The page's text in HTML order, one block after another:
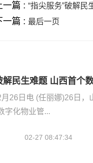
一篇 : “指尖服务”破解
一篇 : 最后一页
解民生难题 山西首个
26日电 (任丽娜)26日
字化物业管...
02-27 08:47:34